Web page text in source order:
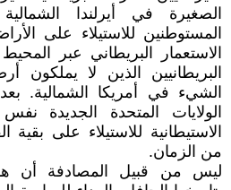
الصغيرة في أيرلندا
المستوطنين للاستيلاء على
الاستعمار البريطاني عبر
البريطانيين الذين لا يملكون
الشيء في أمريكا الشمالية.
الولايات المتحدة الجديدة نفس
الاستيطانية للاستيلاء على
من الزمان.
ليس من قبيل المصادفة أن هذه